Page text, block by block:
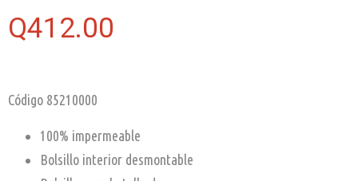
Q412.00
Código 85210000
100% impermeable
Bolsillo interior desmontable